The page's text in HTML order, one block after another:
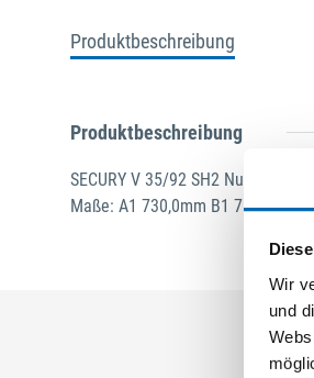
Wir
und
Produktbeschreibung
Produktbeschreibung
SECURY V 35/92 SH2 Nuss:
Maße: A1 730,0mm B1 760,0mm